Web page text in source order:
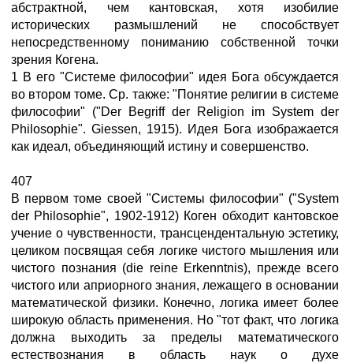
абстрактной, чем кантовская, хотя изобилие
исторических размышлений не способствует
непосредственному пониманию собственной точки
зрения Когена.
1 В его "Системе философии" идея Бога обсуждается
во втором томе. Ср. также: "Понятие религии в системе
философии" ("Der Begriff der Religion im System der
Philosophie". Giessen, 1915). Идея Бога изображается
как идеал, объединяющий истину и совершенство.
407
В первом томе своей "Системы философии" ("System
der Philosophie", 1902-1912) Коген обходит кантовское
учение о чувственности, трансцендентальную эстетику,
целиком посвящая себя логике чистого мышления или
чистого познания (die reine Erkenntnis), прежде всего
чистого или априорного знания, лежащего в основании
математической физики. Конечно, логика имеет более
широкую область применения. Но "тот факт, что логика
должна выходить за пределы математического
естествознания в область наук о духе